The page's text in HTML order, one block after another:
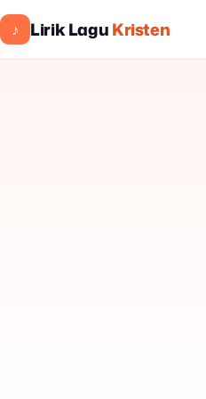
♪ Lirik LaguKristen